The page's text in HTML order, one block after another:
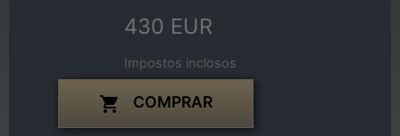
430 EUR
Impostos inclosos
 COMPRAR